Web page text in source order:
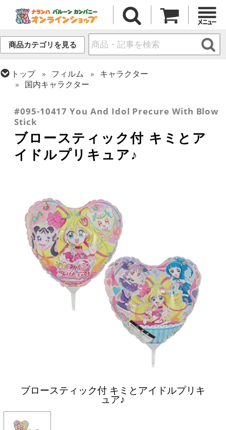
商品カテゴリを見る
トップ フィルム
キャラクター
国内キャラクター
ひなまつり・こどもの日
#095-10417 You And Idol Precure With Blow
Stick
ブロースティック付 キミとア
イドルプリキュア♪
ブロースティック付 キミとアイドルプリキ
ュア♪